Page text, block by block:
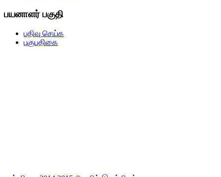
பயனாளர் பகுதி
பதிவு செய்க
புகுபதிகை